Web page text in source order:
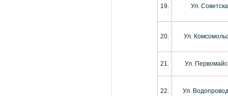
19. Ул.
20. Ул.
21. Ул.
22. Ул.